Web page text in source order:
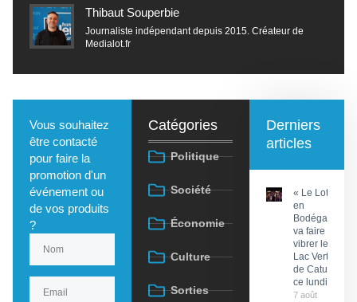
Thibaut Souperbie
Journaliste indépendant depuis 2015. Créateur de
Medialot.fr
Vous souhaitez
être contacté
pour faire la
promotion d'un
événement ou
de vos produits
?
Catégories
Politique
Société
Économie
Culture
Sorties
Derniers
articles
« Le Lot
en
Bodéga »
va faire
vibrer le
Lac Vert
de Catus
ce lundi
7 août